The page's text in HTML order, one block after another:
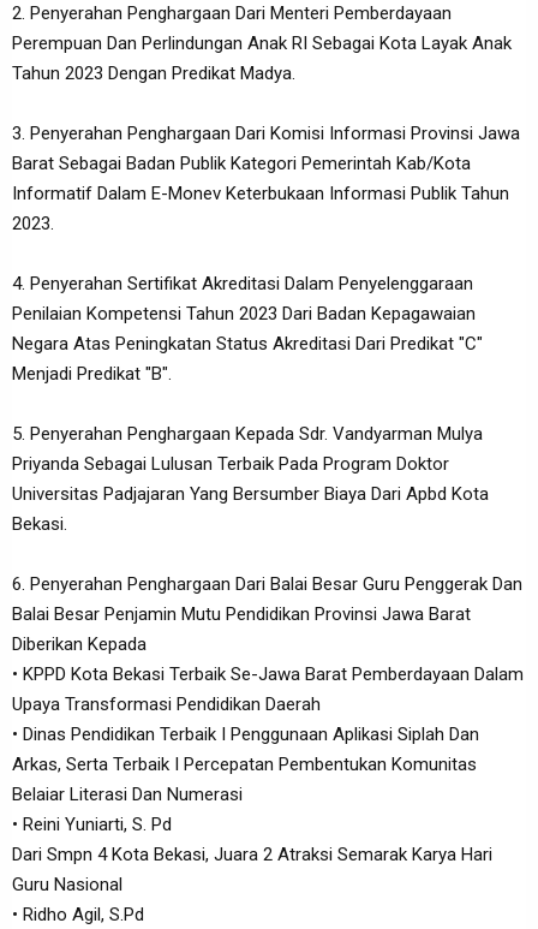
2. Penyerahan Penghargaan Dari Menteri Pemberdayaan
Perempuan Dan Perlindungan Anak RI Sebagai Kota Layak Anak
Tahun 2023 Dengan Predikat Madya.
3. Penyerahan Penghargaan Dari Komisi Informasi Provinsi Jawa
Barat Sebagai Badan Publik Kategori Pemerintah Kab/Kota
Informatif Dalam E-Monev Keterbukaan Informasi Publik Tahun
2023.
4. Penyerahan Sertifikat Akreditasi Dalam Penyelenggaraan
Penilaian Kompetensi Tahun 2023 Dari Badan Kepagawaian
Negara Atas Peningkatan Status Akreditasi Dari Predikat "C"
Menjadi Predikat "B".
5. Penyerahan Penghargaan Kepada Sdr. Vandyarman Mulya
Priyanda Sebagai Lulusan Terbaik Pada Program Doktor
Universitas Padjajaran Yang Bersumber Biaya Dari Apbd Kota
Bekasi.
6. Penyerahan Penghargaan Dari Balai Besar Guru Penggerak Dan
Balai Besar Penjamin Mutu Pendidikan Provinsi Jawa Barat
Diberikan Kepada
• KPPD Kota Bekasi Terbaik Se-Jawa Barat Pemberdayaan Dalam
Upaya Transformasi Pendidikan Daerah
• Dinas Pendidikan Terbaik I Penggunaan Aplikasi Siplah Dan
Arkas, Serta Terbaik I Percepatan Pembentukan Komunitas
Belaiar Literasi Dan Numerasi
• Reini Yuniarti, S. Pd
Dari Smpn 4 Kota Bekasi, Juara 2 Atraksi Semarak Karya Hari
Guru Nasional
• Ridho Agil, S.Pd